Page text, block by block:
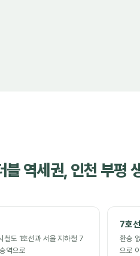
블 역세권, 인천 부평
철도 1호선과 서울 지하철 7
역으로
7호
환승
으로